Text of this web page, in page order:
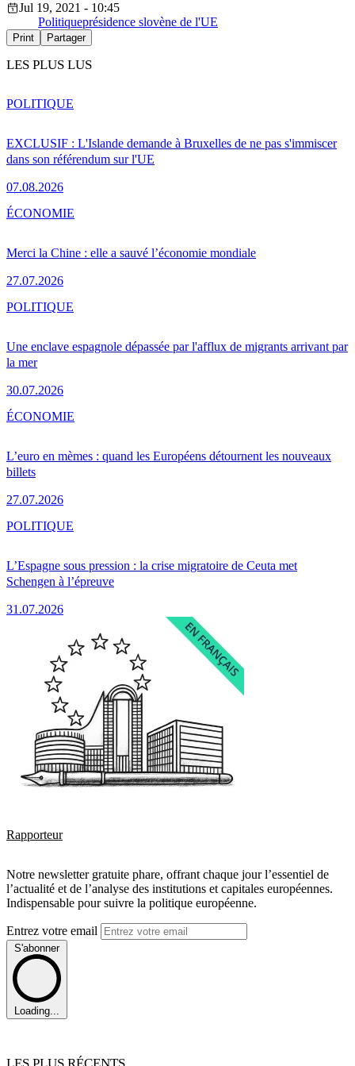
Jul 19, 2021 - 10:45
Politiqueprésidence slovène de l'UE
Print Partager
LES PLUS LUS
EXCLUSIF : L'Islande demande à Bruxelles de ne pas s'immiscer
dans son référendum sur l'UE
07.08.2026
POLITIQUE
Merci la Chine : elle a sauvé l’économie mondiale
27.07.2026
ÉCONOMIE
Une enclave espagnole dépassée par l'afflux de migrants arrivant par
la mer
30.07.2026
POLITIQUE
L’euro en mèmes : quand les Européens détournent les nouveaux
billets
27.07.2026
ÉCONOMIE
L’Espagne sous pression : la crise migratoire de Ceuta met
Schengen à l’épreuve
31.07.2026
POLITIQUE
Rapporteur
Notre newsletter gratuite phare, offrant chaque jour l’essentiel de
l’actualité et de l’analyse des institutions et capitales européennes.
Indispensable pour suivre la politique européenne.
Entrez votre email
S'abonner
Loading...